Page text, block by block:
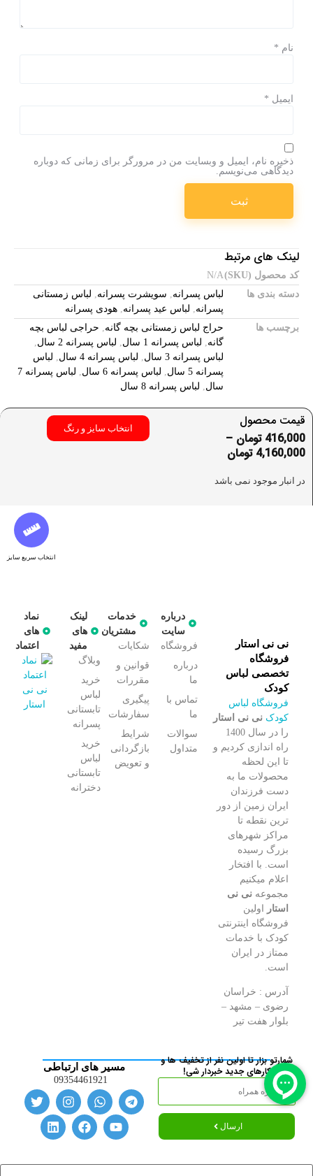
نام *
ایمیل *
ذخیره نام، ایمیل و وبسایت من در مرورگر برای زمانی که دوباره
دیدگاهی می‌نویسم.
لینک های مرتبط
کد محصول (SKU)
N/A
دسته بندی ها
لباس پسرانه, سویشرت پسرانه, لباس زمستانی
پسرانه, لباس عید پسرانه, هودی پسرانه
برچسب ها
حراج لباس زمستانی بچه گانه, حراجی لباس بچه
گانه, لباس پسرانه 1 سال , لباس پسرانه 2 سال
,
لباس پسرانه 3 سال
, لباس پسرانه 4 سال , لباس
پسرانه 5 سال
, لباس پسرانه 6 سال ,
لباس پسرانه 7
سال, لباس پسرانه 8 سال
قیمت محصول
416,000 تومان –
4,160,000 تومان
انتخاب سایز و رنگ
در انبار موجود نمی باشد
انتخاب سریع سایز
نی نی استار
فروشگاه
تخصصی لباس
کودک
فروشگاه لباس
کودک نی نی استار
را در سال 1400
راه اندازی کردیم و
تا این لحظه
محصولات ما به
دست فرزندان
ایران زمین از دور
ترین نقطه تا
مراکز شهرهای
بزرگ رسیده
است. با افتخار
اعلام میکنیم
مجموعه نی نی
استار اولین
فروشگاه اینترنتی
کودک با خدمات
ممتاز در ایران
است.
آدرس : خراسان
رضوی – مشهد –
بلوار هفت تیر
درباره
سایت
فروشگاه
درباره
ما
تماس با
ما
سوالات
متداول
خدمات
مشتریان
شکایات
قوانین و
مقررات
پیگیری
سفارشات
شرایط
بازگردانی
و تعویض
لینک
های
مفید
وبلاگ
خرید
لباس
تابستانی
پسرانه
خرید
لباس
تابستانی
دخترانه
نماد
های
اعتماد
شمارتو بزار تا اولین نفر از تخفیف ها و
کارهای جدید خبردار شی!
ارسال
مسیر های ارتباطی
09354461921